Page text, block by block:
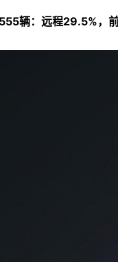
辆：远程29.5%，